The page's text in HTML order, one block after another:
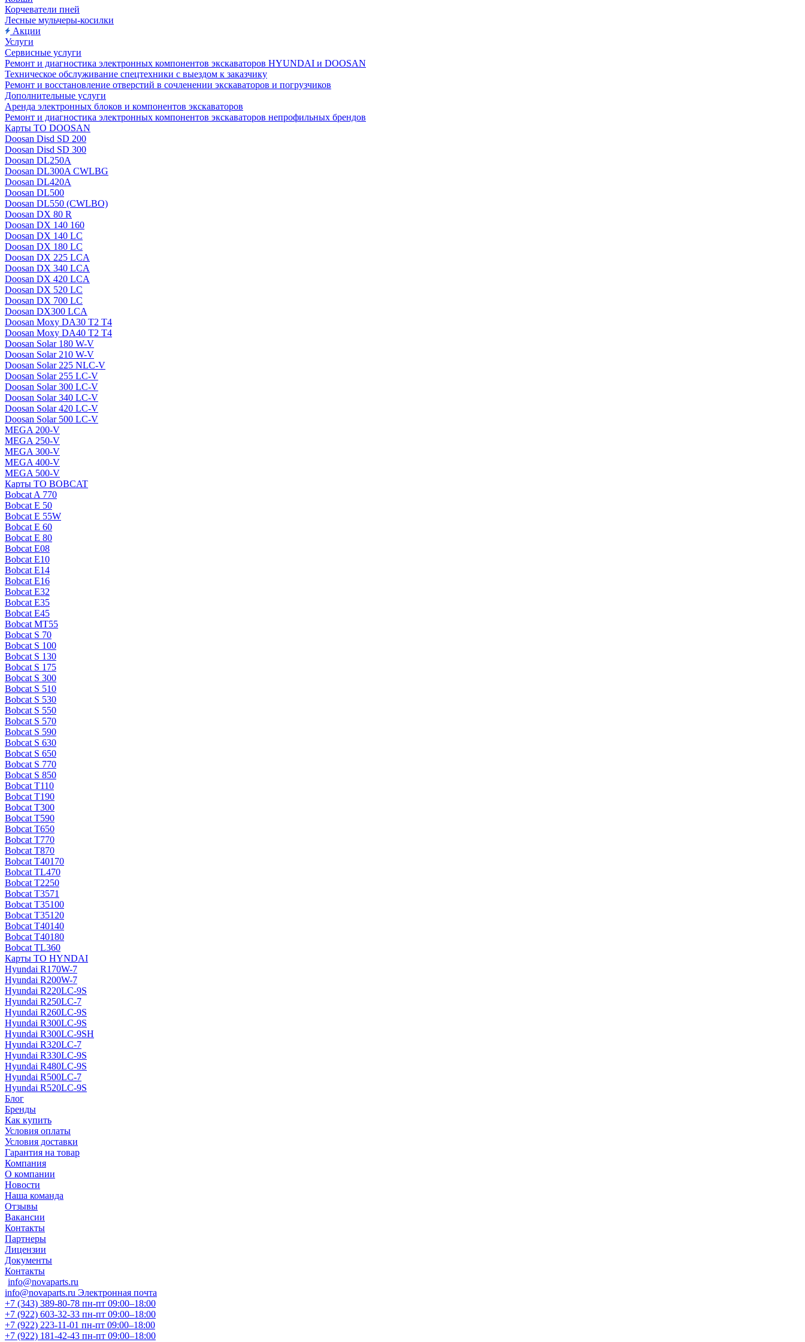
Корчеватели пней
Лесные мульчеры-косилки
Акции
Услуги
Сервисные услуги
Ремонт и диагностика электронных компонентов экскаваторов HYUNDAI и DOOSAN
Техническое обслуживание спецтехники с выездом к заказчику
Ремонт и восстановление отверстий в сочленении экскаваторов и погрузчиков
Дополнительные услуги
Аренда электронных блоков и компонентов экскаваторов
Ремонт и диагностика электронных компонентов экскаваторов непрофильных брендов
Карты ТО DOOSAN
Doosan Disd SD 200
Doosan Disd SD 300
Doosan DL250A
Doosan DL300A CWLBG
Doosan DL420A
Doosan DL500
Doosan DL550 (CWLBO)
Doosan DX 80 R
Doosan DX 140 160
Doosan DX 140 LC
Doosan DX 180 LC
Doosan DX 225 LCA
Doosan DX 340 LCA
Doosan DX 420 LCA
Doosan DX 520 LC
Doosan DX 700 LC
Doosan DX300 LCA
Doosan Moxy DA30 T2 T4
Doosan Moxy DA40 T2 T4
Doosan Solar 180 W-V
Doosan Solar 210 W-V
Doosan Solar 225 NLC-V
Doosan Solar 255 LC-V
Doosan Solar 300 LC-V
Doosan Solar 340 LC-V
Doosan Solar 420 LC-V
Doosan Solar 500 LC-V
MEGA 200-V
MEGA 250-V
MEGA 300-V
MEGA 400-V
MEGA 500-V
Карты ТО BOBCAT
Bobcat A 770
Bobcat E 50
Bobcat E 55W
Bobcat E 60
Bobcat E 80
Bobcat E08
Bobcat E10
Bobcat E14
Bobcat E16
Bobcat E32
Bobcat E35
Bobcat E45
Bobcat MT55
Bobcat S 70
Bobcat S 100
Bobcat S 130
Bobcat S 175
Bobcat S 300
Bobcat S 510
Bobcat S 530
Bobcat S 550
Bobcat S 570
Bobcat S 590
Bobcat S 630
Bobcat S 650
Bobcat S 770
Bobcat S 850
Bobcat T110
Bobcat T190
Bobcat T300
Bobcat T590
Bobcat T650
Bobcat T770
Bobcat T870
Bobcat T40170
Bobcat TL470
Bobcat Т2250
Bobcat Т3571
Bobcat Т35100
Bobcat Т35120
Bobcat Т40140
Bobcat Т40180
Bobcat ТL360
Карты ТО HYNDAI
Hyundai R170W-7
Hyundai R200W-7
Hyundai R220LC-9S
Hyundai R250LC-7
Hyundai R260LC-9S
Hyundai R300LC-9S
Hyundai R300LC-9SH
Hyundai R320LC-7
Hyundai R330LC-9S
Hyundai R480LC-9S
Hyundai R500LC-7
Hyundai R520LC-9S
Блог
Бренды
Как купить
Условия оплаты
Условия доставки
Гарантия на товар
Компания
О компании
Новости
Наша команда
Отзывы
Вакансии
Контакты
Партнеры
Лицензии
Документы
Контакты
info@novaparts.ru
info@novaparts.ru Электронная почта
+7 (343) 389-80-78 пн-пт 09:00–18:00
+7 (922) 603-32-33 пн-пт 09:00–18:00
+7 (922) 223-11-01 пн-пт 09:00–18:00
+7 (922) 181-42-43 пн-пт 09:00–18:00